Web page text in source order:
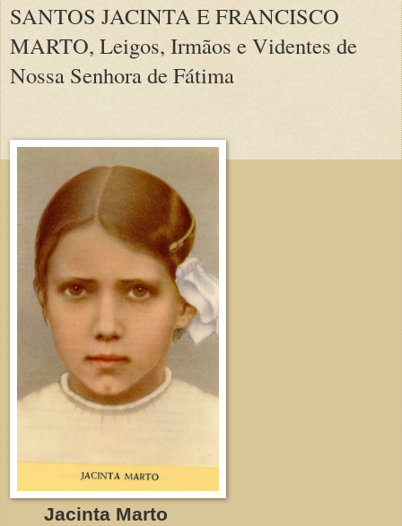
SANTOS JACINTA E FRANCISCO
MARTO, Leigos, Irmãos e Videntes de
Nossa Senhora de Fátima
Jacinta Marto